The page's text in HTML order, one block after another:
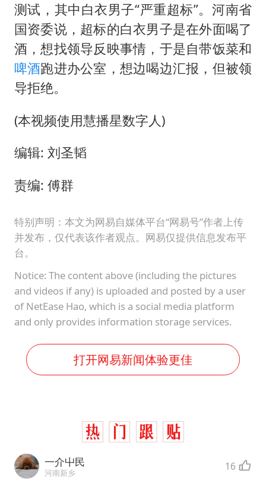
测试，其中白衣男子“严重超标”。河南省
国资委说，超标的白衣男子是在外面喝了
酒，想找领导反映事情，于是自带饭菜和
啤酒跑进办公室，想边喝边汇报，但被领
导拒绝。
(本视频使用慧播星数字人)
编辑: 刘圣韬
责编: 傅群
特别声明：本文为网易自媒体平台“网易号”作者上传
并发布，仅代表该作者观点。网易仅提供信息发布平
台。
Notice: The content above (including the pictures
and videos if any) is uploaded and posted by a user
of NetEase Hao, which is a social media platform
and only provides information storage services.
打开网易新闻体验更佳
一介屮民
河南新乡 16